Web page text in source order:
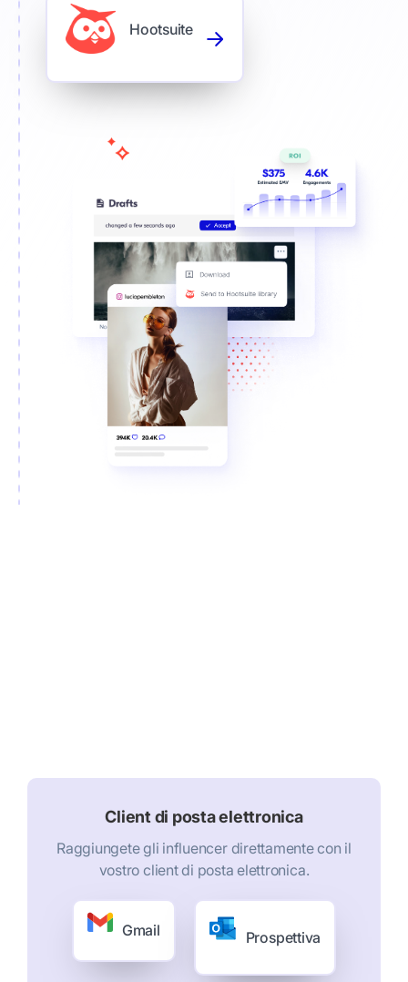
Hootsuite
Client di posta elettronica
Raggiungete gli influencer direttamente con il
vostro client di posta elettronica.
Gmail Prospettiva